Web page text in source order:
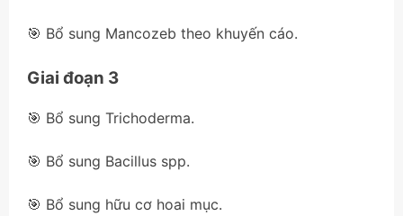
🎯 Bổ sung Mancozeb theo khuyến cáo.
Giai đoạn 3
🎯 Bổ sung Trichoderma.
🎯 Bổ sung Bacillus spp.
🎯 Bổ sung hữu cơ hoai mục.